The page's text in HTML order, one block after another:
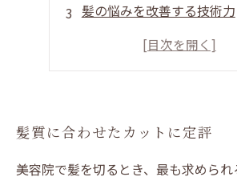
髪の悩みを改善する技術力
その人らしいスタイルを提
髪質に合わせたカットに定評
美容院で髪を切るとき、最も求めら